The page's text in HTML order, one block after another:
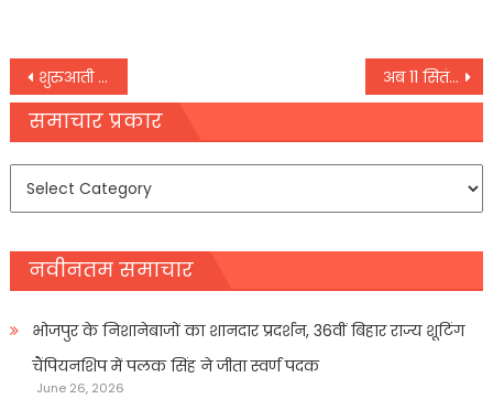
Post
navigation
शुरुआती बढ़त के बाद कमजोर हुआ कारोबार, सपाट स्तर पर निफ्टी और सेंसेक्स अब 11 सितंबर तक करें पीएम यंग अचीवर्स स्कॉलरशिप अवार्ड योजना के लिए आवेदन
समाचार प्रकार
समाचार
नवीनतम समाचार
भोजपुर के निशानेबाजों का शानदार प्रदर्शन, 36वीं बिहार राज्य शूटिंग
चैंपियनशिप में पलक सिंह ने जीता स्वर्ण पदक
June 26, 2026